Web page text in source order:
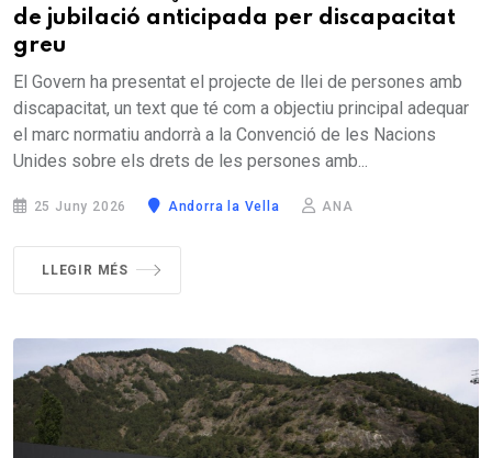
de jubilació anticipada per discapacitat
greu
El Govern ha presentat el projecte de llei de persones amb
discapacitat, un text que té com a objectiu principal adequar
el marc normatiu andorrà a la Convenció de les Nacions
Unides sobre els drets de les persones amb...
25 Juny 2026 Andorra la Vella ANA
LLEGIR MÉS